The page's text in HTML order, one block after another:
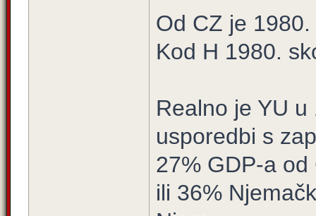
Od CZ je
Kod H 1980.
Realno je YU
usporedbi s
27% GDP-a
ili 36%